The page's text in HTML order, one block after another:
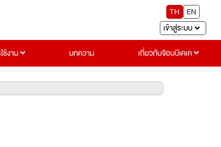
TH
EN
เข้าสู่ระบบ
ช้งาน
บทความ เกี่ยวกับจ๊อบบีเคเค